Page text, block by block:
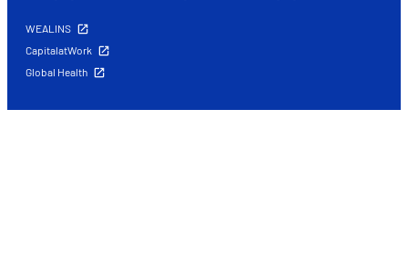
WEALINS
CapitalatWork
Global Health